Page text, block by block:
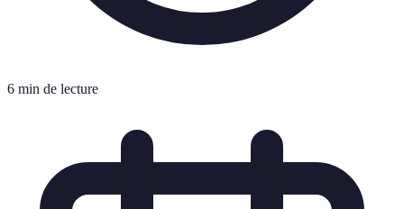
6 min de lecture